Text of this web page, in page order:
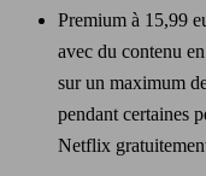
Premium à 15,99
avec du contenu
sur un maximum
pendant certaines
Netflix